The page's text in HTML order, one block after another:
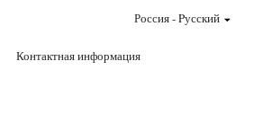
Контактная информация
Россия-Pусский